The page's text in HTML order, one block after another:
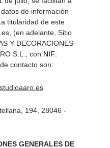
de información
titularidad de este
(en adelante, Sitio
Y DECORACIONES
S.L., con NIF:
contacto son:
194, 28046 -
GENERALES DE